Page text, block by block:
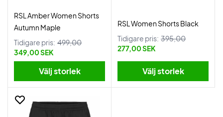
RSL Amber Women Shorts
Autumn Maple
Tidigare pris: 499,00
349,00 SEK
Välj storlek
RSL Women Shorts Black
Tidigare pris: 395,00
277,00 SEK
Välj storlek